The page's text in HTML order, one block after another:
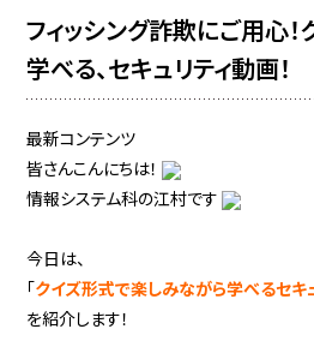
フィッシング詐欺にご用心！
学べる、セキュリティ動画！
最新コンテンツ
皆さんこんにちは！
情報システム科の江村です
今日は、
「クイズ形式で楽しみながら学べるセキ
を紹介します！